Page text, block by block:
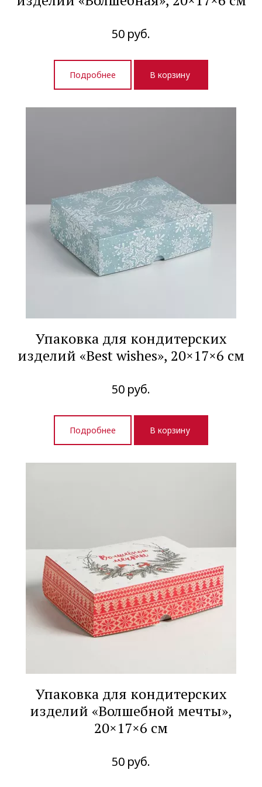
50 руб.
Подробнее В корзину
Упаковка для кондитерских
изделий «Best wishes», 20×17×6 см
50 руб.
Подробнее В корзину
Упаковка для кондитерских
изделий «Волшебной мечты»,
20×17×6 см
50 руб.